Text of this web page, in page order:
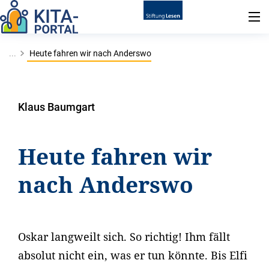
... Heute fahren wir nach Anderswo
Klaus Baumgart
Heute fahren wir
nach Anderswo
Oskar langweilt sich. So richtig! Ihm fällt
absolut nicht ein, was er tun könnte. Bis Elfi